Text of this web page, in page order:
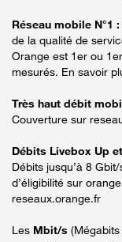
Réseau mobile N°1 :
de la qualité de
Orange est 1er ou
mesurés. En savoir
Très haut débit
Couverture sur
Débits Livebox Up
Débits jusqu’à 8
d’éligibilité sur
reseaux.orange.fr
Les Mbit/s